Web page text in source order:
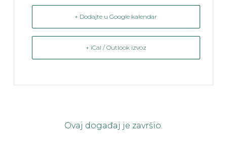
+ Dodajte u Google kalendar
+ iCal / Outlook izvoz
Ovaj događaj je završio.